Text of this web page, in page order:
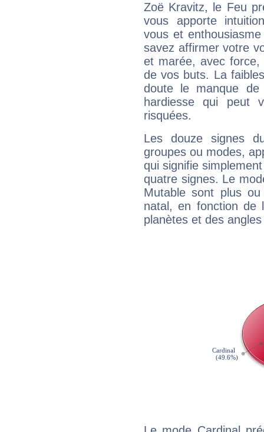
Zoë Kravitz, le Feu
vous apporte
vous et
savez affirmer votre
et marée, avec
de vos buts. La
doute le manque
hardiesse qui peut
risquées.
Les douze signes
groupes ou modes,
qui signifie
quatre signes. Le
Mutable sont plus
natal, en fonction de
planètes et des